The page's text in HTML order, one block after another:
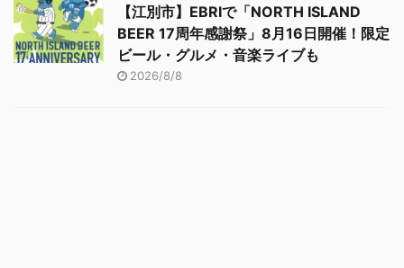
【江別市】EBRIで「NORTH ISLAND
BEER 17周年感謝祭」8月16日開催！限定
ビール・グルメ・音楽ライブも
2026/8/8